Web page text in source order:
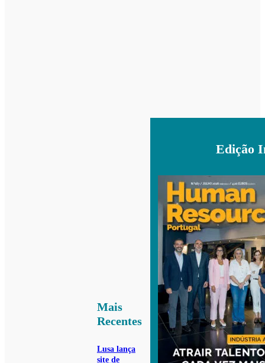
Mais
Recentes
Lusa lança
site de
Edição